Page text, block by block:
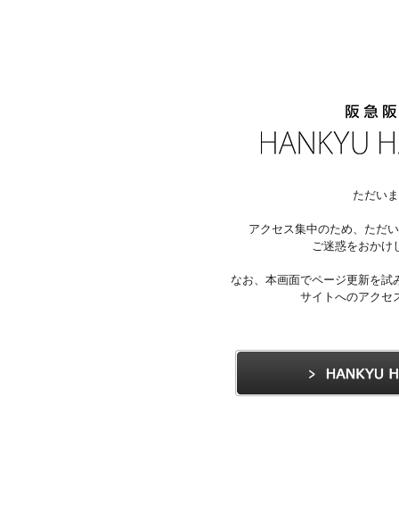
ただい
アクセス集中のため、ただ
ご迷惑をおかけ
なお、本画面でページ更新を
サイトへのアクセ